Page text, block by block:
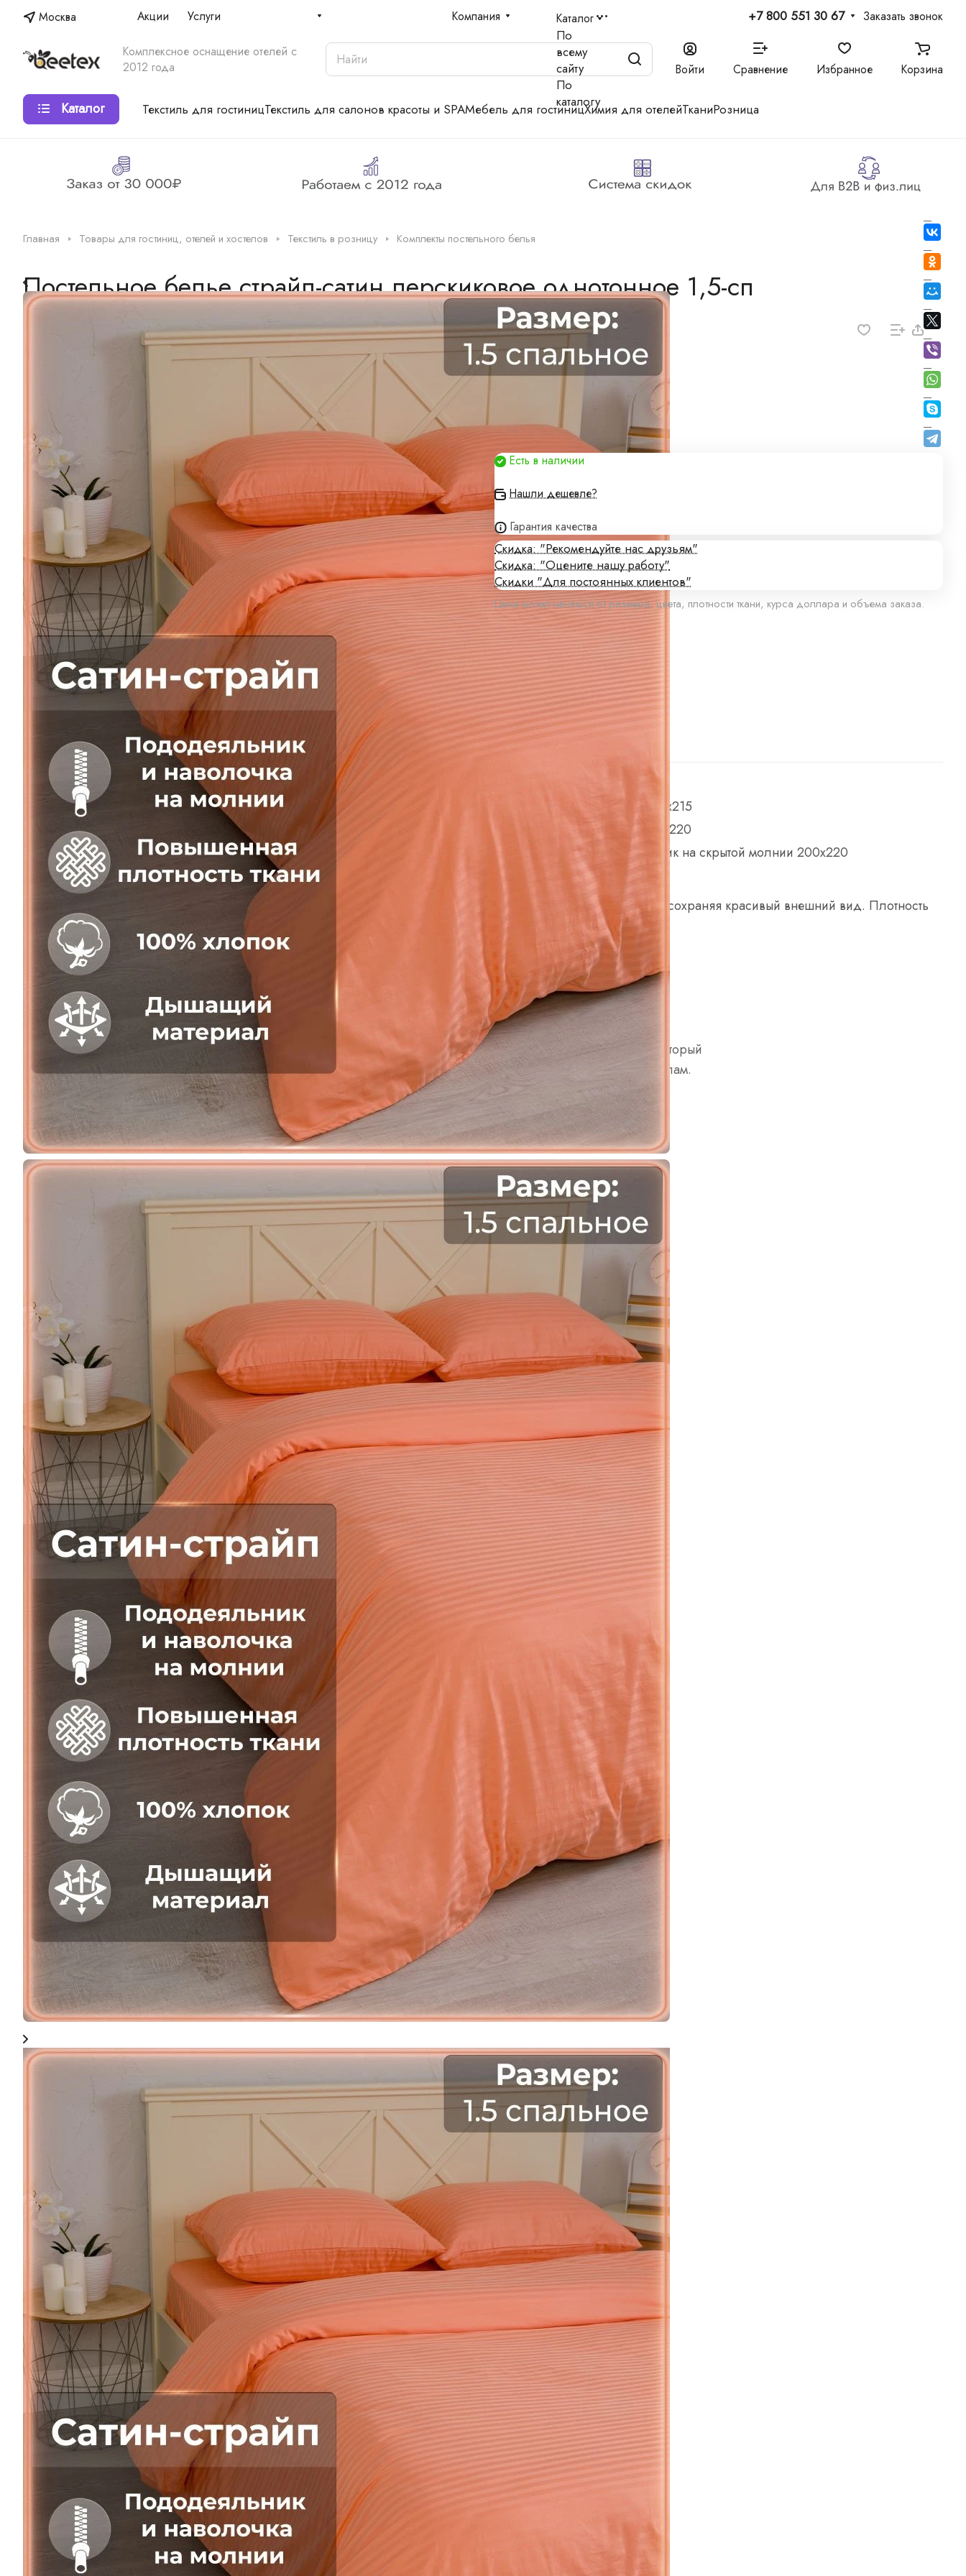
Москва Акции Услуги Компания +7 800 551 30 67 Заказать звонок
Комплексное оснащение отелей с
2012 года
Каталог
По
всему
сайту
По
каталогу
Войти Сравнение Избранное Корзина
Каталог Текстиль для гостиницТекстиль для салонов красоты и SPAМебель для гостиницХимия для отелейТканиРозница
Главная Товары для гостиниц, отелей и хостелов Текстиль в розницу Комплекты постельного белья
Постельное белье страйп-сатин перскиковое однотонное 1,5-сп
Размер одеяла, см. :
1,5-сп
Данный товар можно приобрести в розницу:
Wildberries
OZON
Яндекс Маркет
Все описание
Грамотная поддержкаНаши специалисты - профессионалы
Мы производительА это значит можем предложить низкие цены и изготовление
по индивидуальным размерам на заказ
Гарантия качестваФинансовые гарантия качества закреплены в договоре поставки
Есть в наличии
Нашли дешевле?
Гарантия качества
Скидка: "Рекомендуйте нас друзьям"
Скидка: "Оцените нашу работу"
Скидки "Для постоянных клиентов"
Цена может меняться от размера, цвета, плотности ткани, курса доллара и объема заказа.
Описание Отзывы Вопросы и ответы Оплата Доставка
1,5-спальный - Наволочка на молнии 50х70-2 шт, простыня 150х215, пододеяльник на скрытой молнии 150х215
2-спальный - Наволочка на молнии 50х70-2 шт, простыня 200х220, пододеяльник на скрытой молнии 180х220
Евро размер - Наволочка на скрытой молнии 50х70-2 шт, 70х70-2 шт, европростыня 235х250, пододеяльник на скрытой молнии 200х220
Ткань страйп-сатин - 100% хлопок, который при правильном уходе продержится до 500-700 стирок, при этом сохраняя красивый внешний вид. Плотность
ткани - 130 гр./м. При пошиве изделий мы закладываем +3-5% на усадку.
Рекомендуется бережная стирка при t не более 40С
Услуги
Брендирование изделий -
вышивка
Услуги по вышивке логотипов на
текстильных изделиях
Дизайн интерьера хостела
Ответственно подходим к каждому
заказу.
Дизайн интерьера отеля и
ресторана
Дизайн интерьера - вопрос который
лучше доверить профессионалам.
Назад к списку